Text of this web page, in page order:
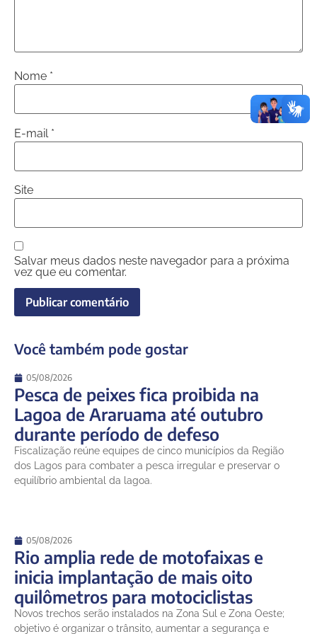
Nome *
E-mail *
Site
Salvar meus dados neste navegador para a próxima
vez que eu comentar.
Você também pode gostar
05/08/2026
Pesca de peixes fica proibida na
Lagoa de Araruama até outubro
durante período de defeso
Fiscalização reúne equipes de cinco municípios da Região
dos Lagos para combater a pesca irregular e preservar o
equilíbrio ambiental da lagoa.
05/08/2026
Rio amplia rede de motofaixas e
inicia implantação de mais oito
quilômetros para motociclistas
Novos trechos serão instalados na Zona Sul e Zona Oeste;
objetivo é organizar o trânsito, aumentar a segurança e